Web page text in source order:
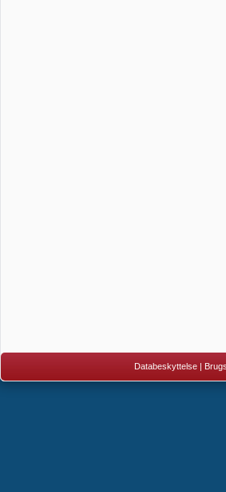
Databeskyttelse |